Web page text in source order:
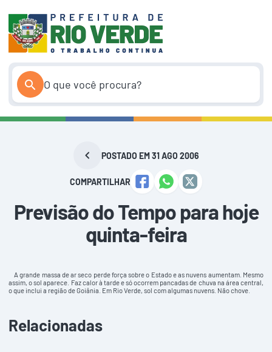
conteúdo
POSTADO EM 31 AGO 2006
COMPARTILHAR
Previsão do Tempo para hoje
quinta-feira
A grande massa de ar seco perde força sobre o Estado e as nuvens aumentam. Mesmo
assim, o sol aparece. Faz calor à tarde e só ocorrem pancadas de chuva na área central,
o que inclui a região de Goiânia. Em Rio Verde, sol com algumas nuvens. Não chove.
Relacionadas